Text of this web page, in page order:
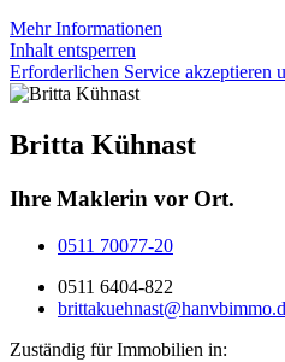
Mehr Informationen
Inhalt entsperren
Erforderlichen Service akzeptieren
Britta Kühnast
Ihre Maklerin vor Ort.
0511 70077-20
0511 6404-822
Zuständig für Immobilien in: